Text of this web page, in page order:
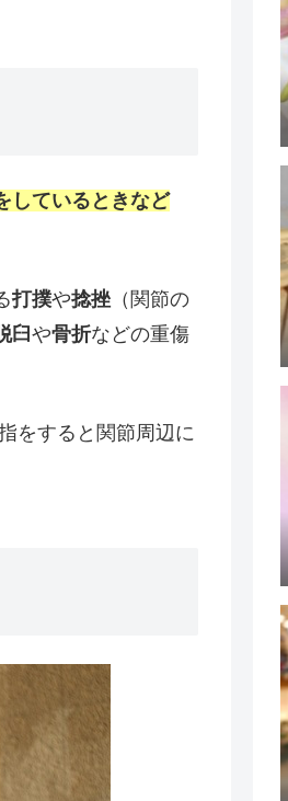
しているときなど
打撲や捻挫 （関節の
臼や骨折などの重傷
をすると関節周辺に